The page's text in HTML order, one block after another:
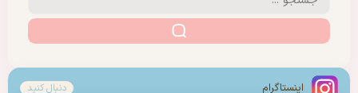
اینستاگرام دنبال کنید